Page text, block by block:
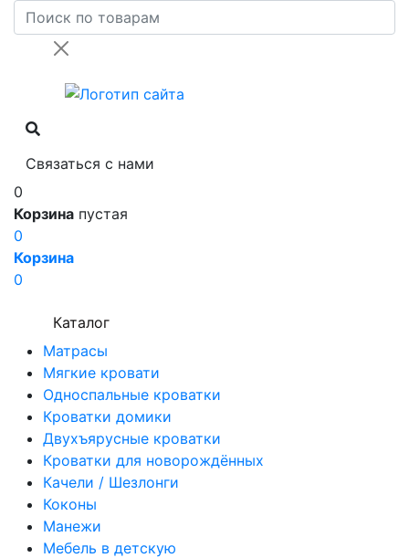
Связаться с нами
0
Корзина пустая
0
Корзина
0
Каталог
Матрасы
Мягкие кровати
Односпальные кроватки
Кроватки домики
Двухъярусные кроватки
Кроватки для новорождённых
Качели / Шезлонги
Коконы
Манежи
Мебель в детскую